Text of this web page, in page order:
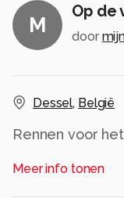
M
Op de
door
Dessel, België
Rennen voor
Alle rechten
Meer info tonen